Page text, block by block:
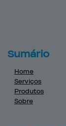
Sumário
Home
Serviços
Produtos
Sobre